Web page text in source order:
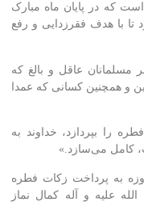
که در پایان ماه مبارک
با هدف فقرزدایی و رفع
عاقل و بالغ که
و همچنین کسانی که عمدا
را بپردازد، خداوند به
کامل می‌سازد.»
به پرداخت زکات فطره
علیه و آله کمال نماز